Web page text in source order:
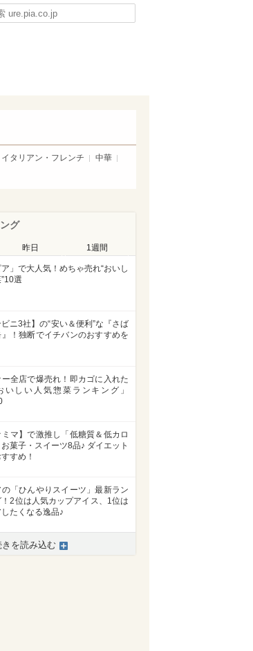
タリアン・フレンチ
中華
グ
昨日 1週間
ア」で大人気！めちゃ売れ“おいし
選
ビニ3社】の“安い＆便利”な『さば
！独断でイチバンのおすすめを
ー全店で爆売れ！即カゴに入れた
いしい人気惣菜ランキング」
ミマ】で激推し「低糖質＆低カロ
お菓子・スイーツ8品♪ ダイエット
すめ！
の「ひんやりスイーツ」最新ラン
！2位は人気カップアイス、1位は
たくなる逸品♪
きを読み込む